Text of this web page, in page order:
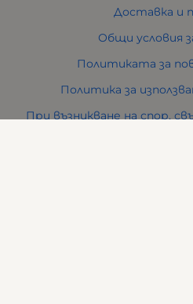
Доставка и
Общи условия
Политиката за
Политика за
При възникване на спор,